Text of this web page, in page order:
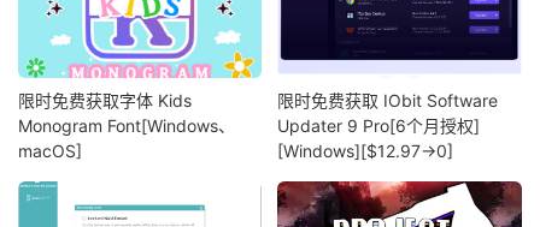
限时免费获取字体 Kids
Monogram Font[Windows、
macOS]
限时免费获取 IObit Software
Updater 9 Pro[6个月授权]
[Windows][$12.97→0]